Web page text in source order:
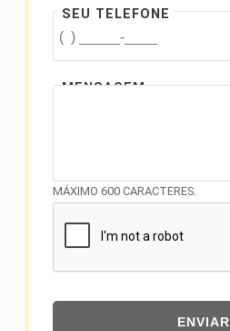
SEU TELEFONE
MENSAGEM
MÁXIMO 600 CARACTERES.
ENVIAR